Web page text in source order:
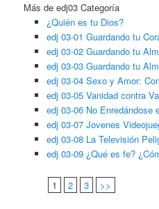
Más de edj03 Categoría
¿Quién es tu Dios?
edj 03-01 Guardando tu
edj 03-02 Guardando tu
edj 03-03 Guardando tu
edj 03-04 Sexo y Amor:
edj 03-05 Vanidad contra
edj 03-06 No Enredándose
edj 03-07 Jovenes
edj 03-08 La Televisión
edj 03-09 ¿Qué es fe?
1 2 3 >>